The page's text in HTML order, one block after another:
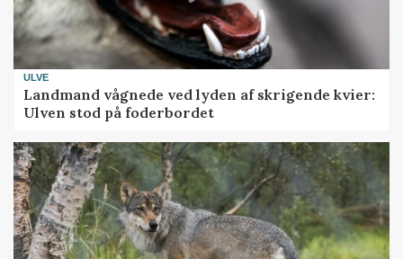
ULVE
Landmand vågnede ved lyden af skrigende kvier:
Ulven stod på foderbordet